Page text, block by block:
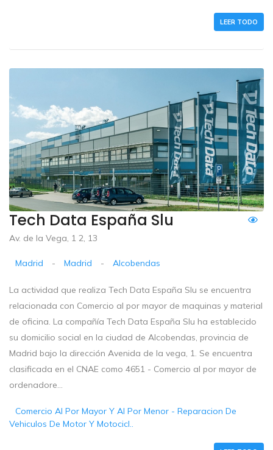
LEER TODO
Tech Data España Slu
Av. de la Vega, 1 2, 13
Madrid - Madrid - Alcobendas
La actividad que realiza Tech Data España Slu se encuentra
relacionada con Comercio al por mayor de maquinas y material
de oficina. La compañía Tech Data España Slu ha establecido
su domicilio social en la ciudad de Alcobendas, provincia de
Madrid bajo la dirección Avenida de la vega, 1. Se encuentra
clasificada en el CNAE como 4651 - Comercio al por mayor de
ordenadore...
Comercio Al Por Mayor Y Al Por Menor - Reparacion De
Vehiculos De Motor Y Motocicl..